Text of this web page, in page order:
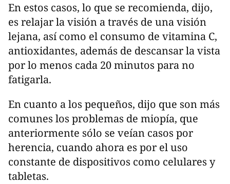
En estos casos, lo que se recomienda, dijo,
es relajar la visión a través de una visión
lejana, así como el consumo de vitamina C,
antioxidantes, además de descansar la vista
por lo menos cada 20 minutos para no
fatigarla.
En cuanto a los pequeños, dijo que son más
comunes los problemas de miopía, que
anteriormente sólo se veían casos por
herencia, cuando ahora es por el uso
constante de dispositivos como celulares y
tabletas.